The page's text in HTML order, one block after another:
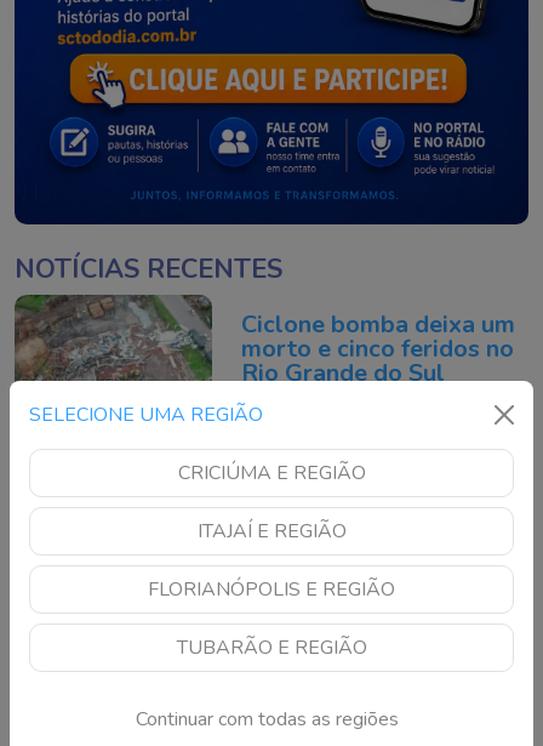
SELECIONE UMA REGIÃO
CRICIÚMA E REGIÃO
ITAJAÍ E REGIÃO
FLORIANÓPOLIS E REGIÃO
TUBARÃO E REGIÃO
Continuar com todas as regiões
NOTÍCIAS RECENTES
Ciclone bomba deixa um
morto e cinco feridos no
Rio Grande do Sul
Continue lendo
Motociclista morre após
acidente grave na BR-
101 em São José
Continue lendo
Fiscalização de
adulterados é